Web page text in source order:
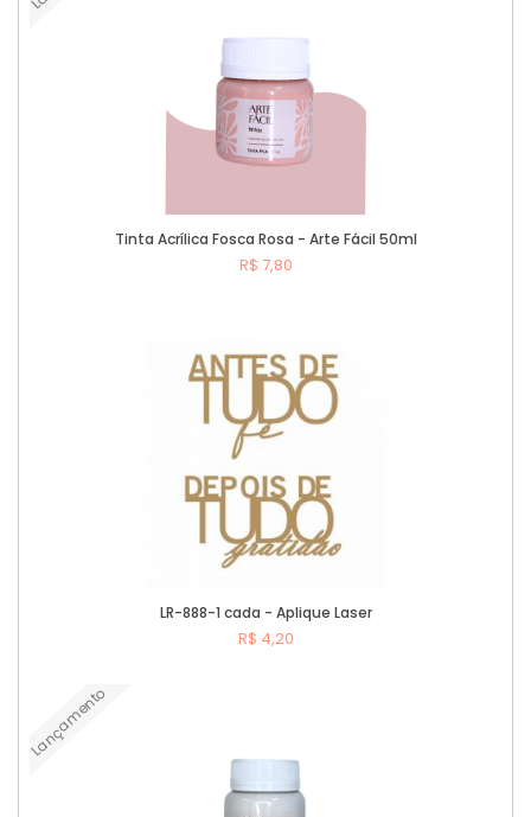
Tinta Acrílica Fosca Rosa - Arte Fácil 50ml
R$ 7,80
LR-888-1 cada - Aplique Laser
R$ 4,20
Lançamento